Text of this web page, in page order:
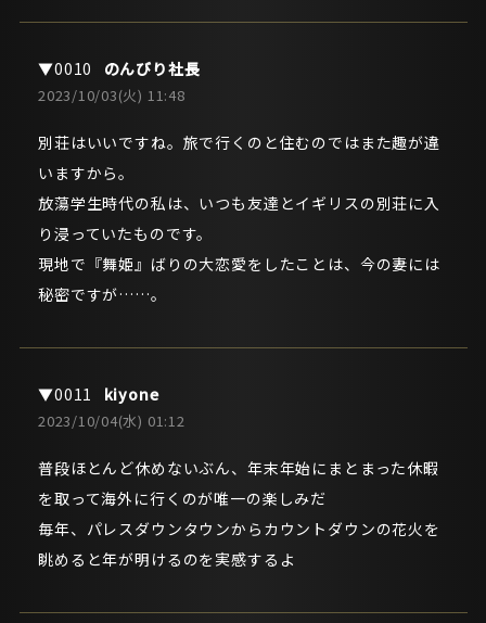
のんびり社長
2023/10/03(火) 11:48
別荘はいいですね。旅で行くのと住むのではまた趣が違
いますから。
放蕩学生時代の私は、いつも友達とイギリスの別荘に入
り浸っていたものです。
現地で『舞姫』ばりの大恋愛をしたことは、今の妻には
秘密ですが……。
kiyone
2023/10/04(水) 01:12
普段ほとんど休めないぶん、年末年始にまとまった休暇
を取って海外に行くのが唯一の楽しみだ
毎年、パレスダウンタウンからカウントダウンの花火を
眺めると年が明けるのを実感するよ